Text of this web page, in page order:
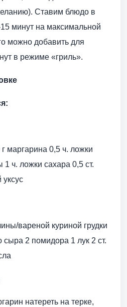
Ставим блюдо в
минут на максимальной
можно добавить для
в режиме «гриль».
маргарина 0,5 ч. ложки
ч. ложки сахара 0,5 ст.
вареной куриной грудки
сыра 2 помидора 1 лук 2 ст.
натереть на терке,